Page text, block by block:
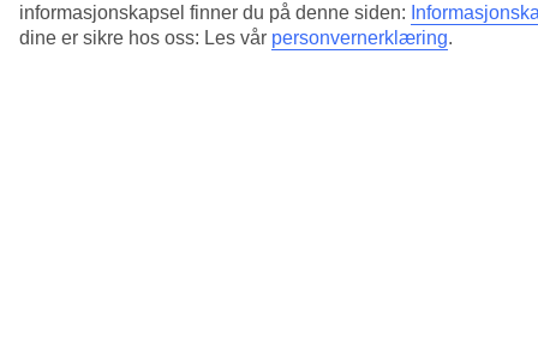
informasjonskapsel finner du på denne siden:
dine er sikre hos oss: Les vår personvernerklæring.